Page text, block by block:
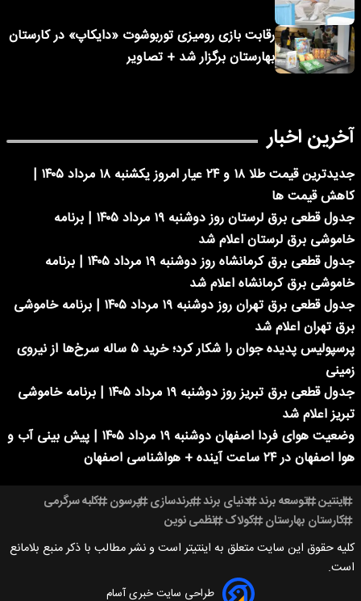
رقابت بازی رومیزی توربوشوت «دایکاپ» در کارستان
بهارستان برگزار شد + تصاویر
آخرین اخبار
جدیدترین قیمت طلا ۱۸ و ۲۴ عیار امروز یکشنبه ۱۸ مرداد ۱۴۰۵ |
کاهش قیمت ها
جدول قطعی برق لرستان روز دوشنبه ۱۹ مرداد ۱۴۰۵ | برنامه
خاموشی برق لرستان اعلام شد
جدول قطعی برق کرمانشاه روز دوشنبه ۱۹ مرداد ۱۴۰۵ | برنامه
خاموشی برق کرمانشاه اعلام شد
جدول قطعی برق تهران روز دوشنبه ۱۹ مرداد ۱۴۰۵ | برنامه خاموشی
برق تهران اعلام شد
پرسپولیس پدیده جوان را شکار کرد؛ خرید ۵ ساله سرخ‌ها از نیروی
زمینی
جدول قطعی برق تبریز روز دوشنبه ۱۹ مرداد ۱۴۰۵ | برنامه خاموشی
تبریز اعلام شد
وضعیت هوای فردا اصفهان دوشنبه ۱۹ مرداد ۱۴۰۵ | پیش بینی آب و
هوا اصفهان در ۲۴ ساعت آینده + هواشناسی اصفهان
اینتین توسعه برند دنیای برند برندسازی پرسون کلبه سرگرمی
کارستان بهارستان کولاک نظمی نوین
کلیه حقوق این سایت متعلق به اینتیتر است و نشر مطالب با ذکر منبع بلامانع
است.
طراحی سایت خبری آسام